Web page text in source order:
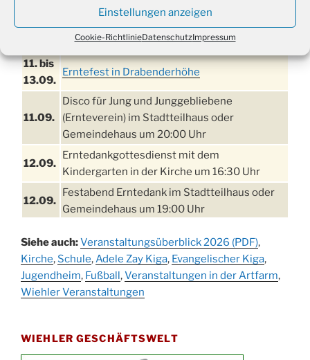
Einstellungen anzeigen
Cookie-RichtlinieDatenschutzImpressum
Tennisplatz
Einschulungsgottesdienst in der Kirche um
09:00 Uhr
11. bis
13.09.
Erntefest in Drabenderhöhe
11.09.
Disco für Jung und Junggebliebene
(Ernteverein) im Stadtteilhaus oder
Gemeindehaus um 20:00 Uhr
12.09.
Erntedankgottesdienst mit dem
Kindergarten in der Kirche um 16:30 Uhr
12.09.
Festabend Erntedank im Stadtteilhaus oder
Gemeindehaus um 19:00 Uhr
13.09.
Stadtteilhaus um 14:00 Uhr
19.09.
Schlagerabend im Stadtteilhaus
Drabenderhöhe
Kinderbibeltag im Ev. Gemeindehaus von 10-
Siehe auch:Veranstaltungsüberblick 2026 (PDF),
Kirche, Schule, Adele Zay Kiga, Evangelischer Kiga,
Jugendheim, Fußball,Veranstaltungen in der Artfarm,
Wiehler Veranstaltungen
WIEHLER GESCHÄFTSWELT